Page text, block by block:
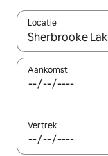
Locatie
Wanneer er
Aankomst
Vertrek